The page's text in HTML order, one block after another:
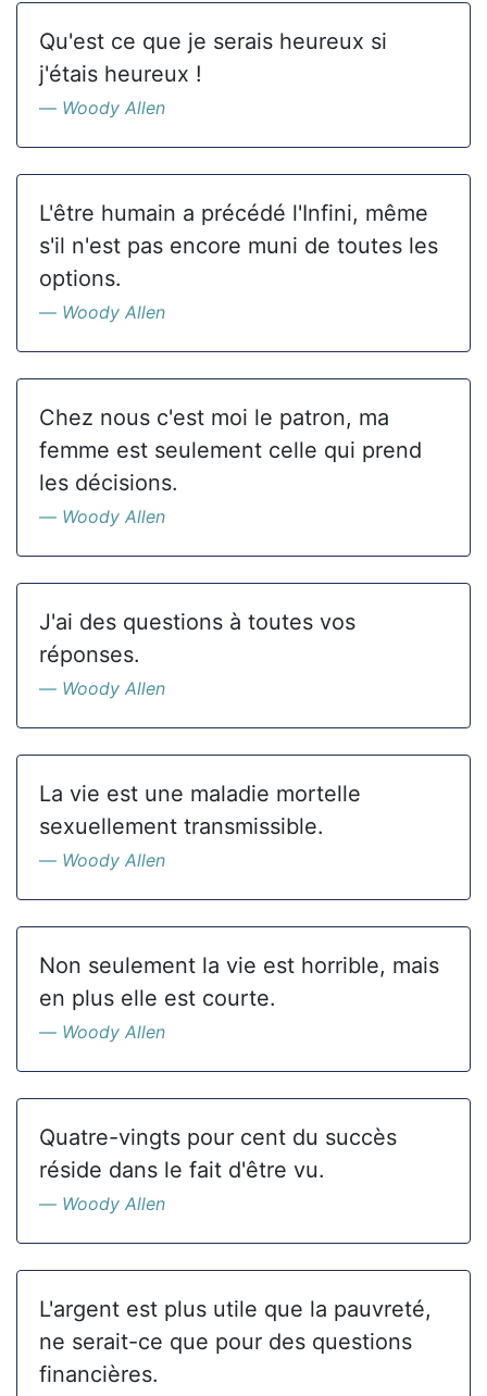
Qu'est ce que je serais heureux si
j'étais heureux !
Woody Allen
L'être humain a précédé l'Infini, même
s'il n'est pas encore muni de toutes les
options.
Woody Allen
Chez nous c'est moi le patron, ma
femme est seulement celle qui prend
les décisions.
Woody Allen
J'ai des questions à toutes vos
réponses.
Woody Allen
La vie est une maladie mortelle
sexuellement transmissible.
Woody Allen
Non seulement la vie est horrible, mais
en plus elle est courte.
Woody Allen
Quatre-vingts pour cent du succès
réside dans le fait d'être vu.
Woody Allen
L'argent est plus utile que la pauvreté,
ne serait-ce que pour des questions
financières.